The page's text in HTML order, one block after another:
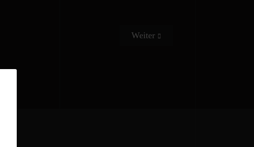
Nächster Beitrag: Petrol 6C-E
Weiter